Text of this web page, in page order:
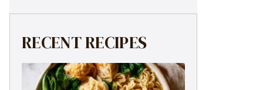
RECENT RECIPES